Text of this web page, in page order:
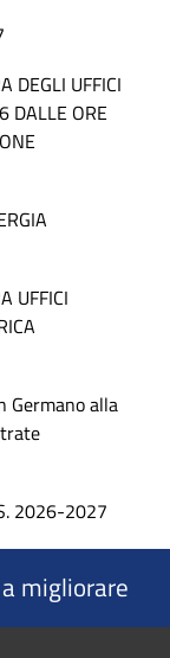
DEGLI UFFICI
DALLE ORE
UFFICI
Germano alla
2026-2027
migliorare